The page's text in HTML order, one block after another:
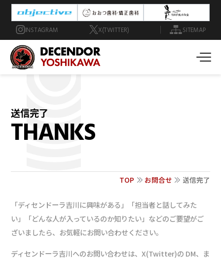
INSTAGRAM X(TWITTER) SITEMAP
送信完了
THANKS
TOP お問合せ 送信完了
「ディセンドーラ吉川に興味がある」「担当者と話してみた
い」「どんな人が入っているのか知りたい」などのご要望がご
ざいましたら、お気軽にお問い合わせください。
ディセンドーラ吉川へのお問い合わせは、X(Twitter)の DM、ま